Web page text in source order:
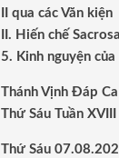
II qua các Văn kiện
II. Hiến chế
5. Kinh nguyện
Thánh Vịnh Đáp Ca
Thứ Sáu Tuần
Thứ Sáu